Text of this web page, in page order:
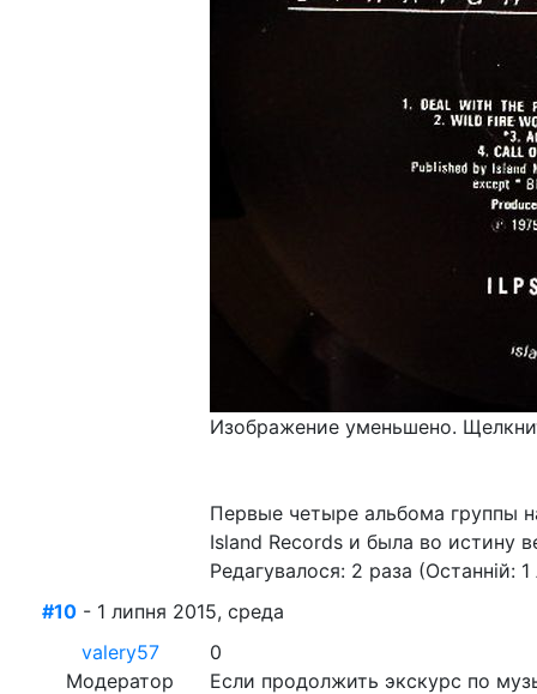
Изображение уменьшено.
Первые четыре альбома группы
Island Records и была во истину
Редагувалося: 2 раза (Останній:
#10 - 1 липня 2015, среда
valery57
Модератор
0
Если продолжить экскурс по